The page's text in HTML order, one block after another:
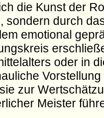
die Kunst der
sondern durch
emotional
oder in
zur
Meister